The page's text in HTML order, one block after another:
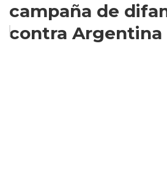
campaña de
contra Argentina